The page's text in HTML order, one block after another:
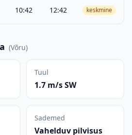
10:42 12:42 keskmine
(Võru)
Tuul
1.7 m/s SW
Sademed
Vahelduv pilvisus